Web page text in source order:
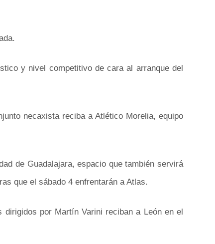
y nivel competitivo de cara al arranque del
necaxista reciba a Atlético Morelia, equipo
de Guadalajara, espacio que también servirá
que el sábado 4 enfrentarán a Atlas.
por Martín Varini reciban a León en el